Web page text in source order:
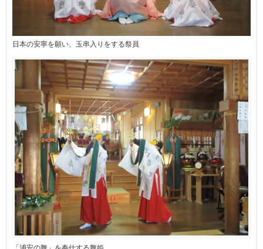
日本の安寧を願い、玉串入りをする祭員